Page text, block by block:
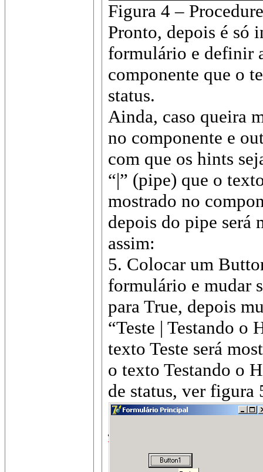
Figura 4 –
Pronto, depois é só
formulário e definir
componente que o
status.
Ainda, caso queira
no componente e
com que os hints
“|” (pipe) que o
mostrado no
depois do pipe será
assim:
5. Colocar um
formulário e mudar
para True, depois
“Teste | Testando o
texto Teste será
o texto Testando o
de status, ver figura